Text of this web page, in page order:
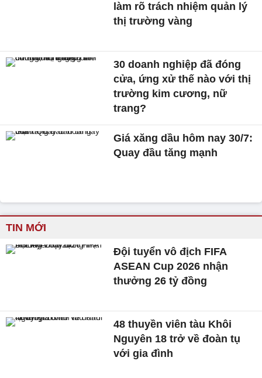
làm rõ trách nhiệm quản lý
thị trường vàng
30 doanh nghiệp đã đóng
cửa, ứng xử thế nào với thị
trường kim cương, nữ
trang?
Giá xăng dầu hôm nay 30/7:
Quay đầu tăng mạnh
TIN MỚI
Đội tuyển vô địch FIFA
ASEAN Cup 2026 nhận
thưởng 26 tỷ đồng
48 thuyền viên tàu Khôi
Nguyên 18 trở về đoàn tụ
với gia đình